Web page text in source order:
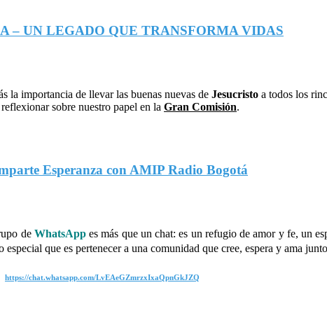
– UN LEGADO QUE TRANSFORMA VIDAS
la importancia de llevar las buenas nuevas de Jesucristo a todos los
sobre nuestro papel en la Gran Comisión.
Esperanza con AMIP Radio Bogotá
de WhatsAppes más que un chat: es un refugio de amor y fe, un
especial que es pertenecer a una comunidad que cree, espera y ama
https://chat.whatsapp.com/LvEAeGZmrzxIxaQpnGkJZQ